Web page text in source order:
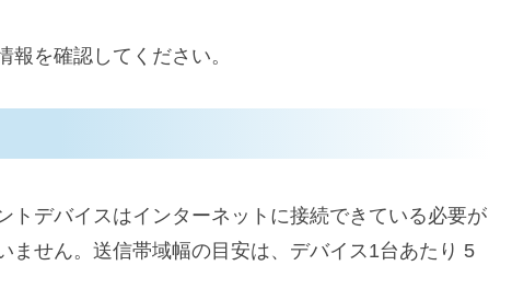
を確認してください。
トデバイスはインターネットに接続できている必要が
ません。送信帯域幅の目安は、デバイス1台あたり 5